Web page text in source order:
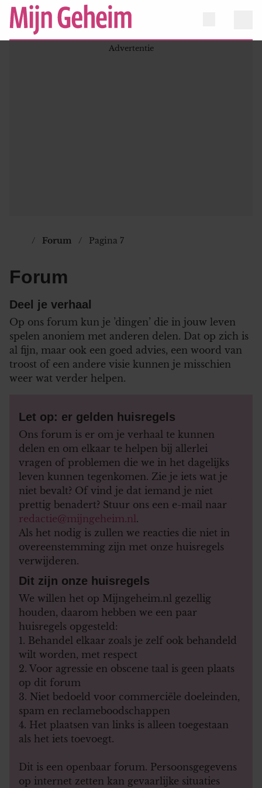
Forum Pagina 7
Forum
Deel je verhaal
Op ons forum kun je ’dingen’ die in jouw leven
spelen anoniem met anderen delen. Dat op zich is
al fijn, maar ook een goed advies, een woord van
troost of een andere visie kunnen je misschien
weer wat verder helpen.
Let op: er gelden huisregels
Ons forum is er om je verhaal te kunnen
delen en om elkaar te helpen bij allerlei
vragen of problemen die we in het dagelijks
leven kunnen tegenkomen. Zie je iets wat je
niet bevalt? Of vind je dat iemand je niet
prettig benadert? Stuur ons een e-mail naar
redactie@mijngeheim.nl .
Als het nodig is zullen we reacties die niet in
overeenstemming zijn met onze huisregels
verwijderen.
Dit zijn onze huisregels
We willen het op Mijngeheim.nl gezellig
houden, daarom hebben we een paar
huisregels opgesteld:
1. Behandel elkaar zoals je zelf ook behandeld
wilt worden, met respect
2. Voor agressie en obscene taal is geen plaats
op dit forum
3. Niet bedoeld voor commerciële doeleinden,
spam en reclameboodschappen
4. Het plaatsen van links is alleen toegestaan
als het iets toevoegt.
Dit is een openbaar forum. Persoonsgegevens
op internet zetten kan gevaarlijke situaties